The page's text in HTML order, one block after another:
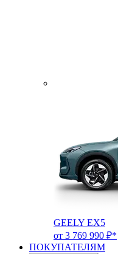
GEELY EX5
от 3 769 990 ₽*
ПОКУПАТЕЛЯМ